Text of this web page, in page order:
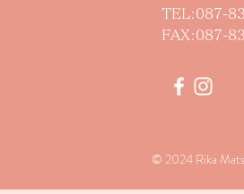
TEL:087-
FAX:087-
© 2024 Rika